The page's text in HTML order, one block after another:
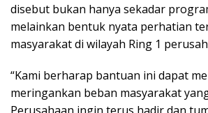
disebut bukan hanya sekadar
melainkan bentuk nyata perhatian
masyarakat di wilayah Ring 1
“Kami berharap bantuan ini dapat
meringankan beban masyarakat